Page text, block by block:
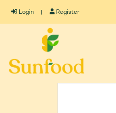
Login Register